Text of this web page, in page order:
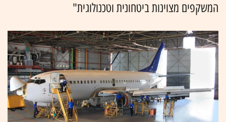
המשקפים מצוינות ביטחונית וטכנולוגית"